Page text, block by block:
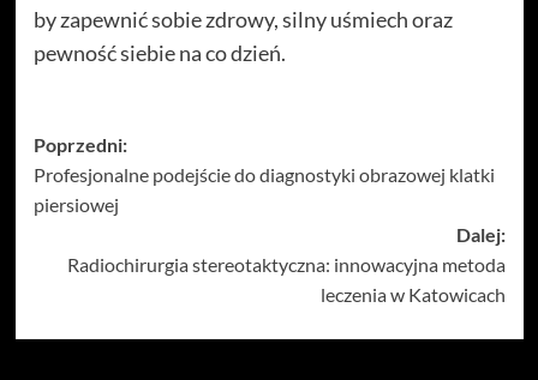
by zapewnić sobie zdrowy, silny uśmiech oraz
pewność siebie na co dzień.
Zobacz
wpisy
Poprzedni:
Profesjonalne podejście do diagnostyki obrazowej klatki
piersiowej
Dalej:
Radiochirurgia stereotaktyczna: innowacyjna metoda
leczenia w Katowicach